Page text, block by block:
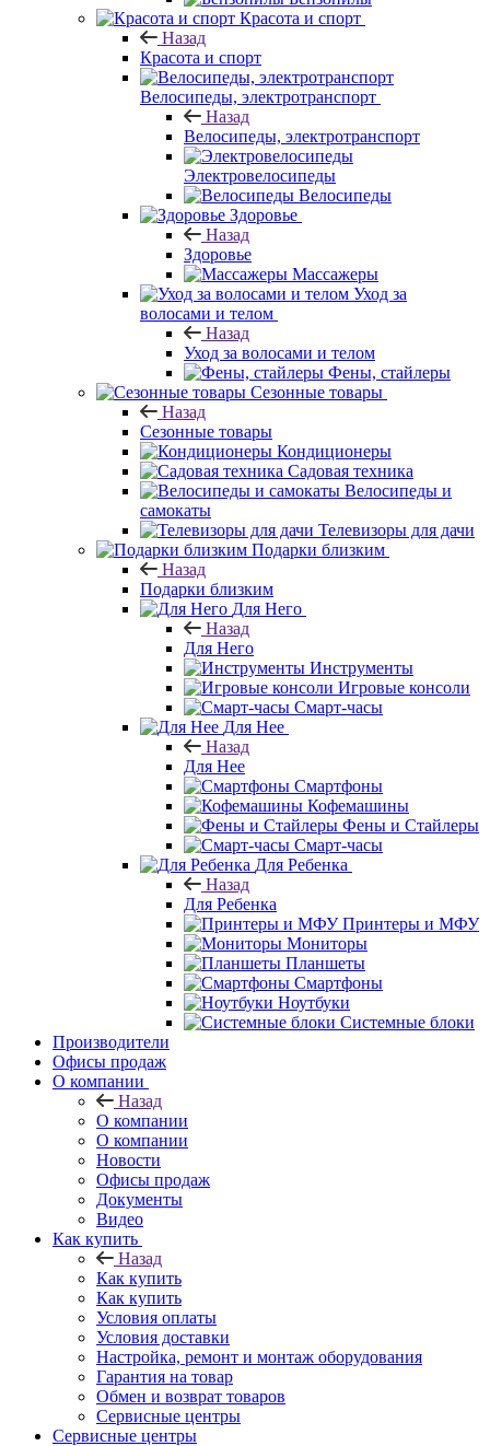
Красота и спорт
Назад
Красота и спорт
Велосипеды, электротранспорт
Назад
Велосипеды, электротранспорт
Электровелосипеды
Велосипеды
Здоровье
Назад
Здоровье
Массажеры
Уход за
волосами и телом
Назад
Уход за волосами и телом
Фены, стайлеры
Сезонные товары
Назад
Сезонные товары
Кондиционеры
Садовая техника
Велосипеды и
самокаты
Телевизоры для дачи
Подарки близким
Назад
Подарки близким
Для Него
Назад
Для Него
Инструменты
Игровые консоли
Смарт-часы
Для Нее
Назад
Для Нее
Смартфоны
Кофемашины
Фены и Стайлеры
Смарт-часы
Для Ребенка
Назад
Для Ребенка
Принтеры и МФУ
Мониторы
Планшеты
Смартфоны
Ноутбуки
Системные блоки
Производители
Офисы продаж
О компании
Назад
О компании
О компании
Новости
Офисы продаж
Документы
Видео
Как купить
Назад
Как купить
Как купить
Условия оплаты
Условия доставки
Настройка, ремонт и монтаж оборудования
Гарантия на товар
Обмен и возврат товаров
Сервисные центры
Сервисные центры